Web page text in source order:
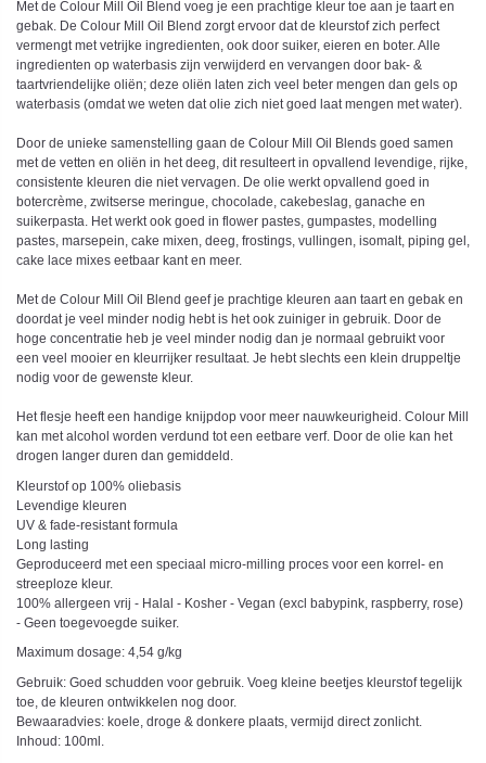
Met de Colour Mill Oil Blend voeg je een prachtige kleur toe aan je taart en
gebak. De Colour Mill Oil Blend zorgt ervoor dat de kleurstof zich perfect
vermengt met vetrijke ingredienten, ook door suiker, eieren en boter. Alle
ingredienten op waterbasis zijn verwijderd en vervangen door bak- &
taartvriendelijke oliën; deze oliën laten zich veel beter mengen dan gels op
waterbasis (omdat we weten dat olie zich niet goed laat mengen met water).
Door de unieke samenstelling gaan de Colour Mill Oil Blends goed samen
met de vetten en oliën in het deeg, dit resulteert in opvallend levendige, rijke,
consistente kleuren die niet vervagen. De olie werkt opvallend goed in
botercrème, zwitserse meringue, chocolade, cakebeslag, ganache en
suikerpasta. Het werkt ook goed in flower pastes, gumpastes, modelling
pastes, marsepein, cake mixen, deeg, frostings, vullingen, isomalt, piping gel,
cake lace mixes eetbaar kant en meer.
Met de Colour Mill Oil Blend geef je prachtige kleuren aan taart en gebak en
doordat je veel minder nodig hebt is het ook zuiniger in gebruik. Door de
hoge concentratie heb je veel minder nodig dan je normaal gebruikt voor
een veel mooier en kleurrijker resultaat. Je hebt slechts een klein druppeltje
nodig voor de gewenste kleur.
Het flesje heeft een handige knijpdop voor meer nauwkeurigheid. Colour Mill
kan met alcohol worden verdund tot een eetbare verf. Door de olie kan het
drogen langer duren dan gemiddeld.
Kleurstof op 100% oliebasis
Levendige kleuren
UV & fade-resistant formula
Long lasting
Geproduceerd met een speciaal micro-milling proces voor een korrel- en
streeploze kleur.
100% allergeen vrij - Halal - Kosher - Vegan (excl babypink, raspberry, rose)
- Geen toegevoegde suiker.
Maximum dosage: 4,54 g/kg
Gebruik: Goed schudden voor gebruik. Voeg kleine beetjes kleurstof tegelijk
toe, de kleuren ontwikkelen nog door.
Bewaaradvies: koele, droge & donkere plaats, vermijd direct zonlicht.
Inhoud: 100ml.